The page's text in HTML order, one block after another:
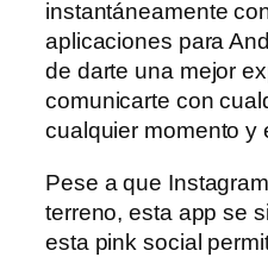
instantáneamente
aplicaciones para
de darte una mejor
comunicarte con
cualquier momento y
Pese a que
terreno, esta app se
esta pink social